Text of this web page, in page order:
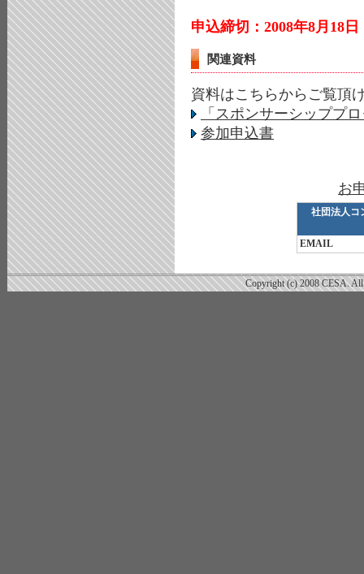
申込締切：2008年8月18日
関連資料
資料はこちらからご覧頂
「スポンサーシッププ
参加申込書
お
社団法人コ
EMAIL
Copyright (c) 2008 CESA. All